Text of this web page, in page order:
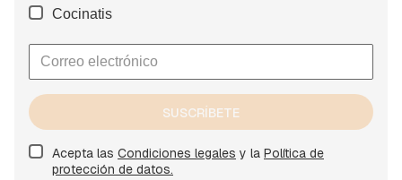
Cocinatis
SUSCRÍBETE
Acepta las Condiciones legales y la Política de
protección de datos.